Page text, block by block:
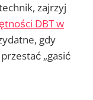
zajrzyj
DBT w
gdy
„gasić